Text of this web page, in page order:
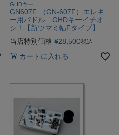
GHDキー
GN607F （GN-607F）エレキ
ー用パドル GHDキーイチオ
シ！【新ツマミ幅Fタイプ】
当店特別価格 ¥28,500税込
カートに入れる